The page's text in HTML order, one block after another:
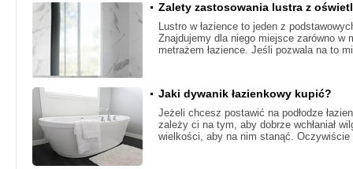
Zalety zastosowania lustra z
Lustro w łazience to jeden z
Znajdujemy dla niego miejsce zarówno w
metrażem łazience. Jeśli pozwala na to
Jaki dywanik łazienkowy kupić?
Jeżeli chcesz postawić na podłodze
zależy ci na tym, aby dobrze wchłaniał
wielkości, aby na nim stanąć.